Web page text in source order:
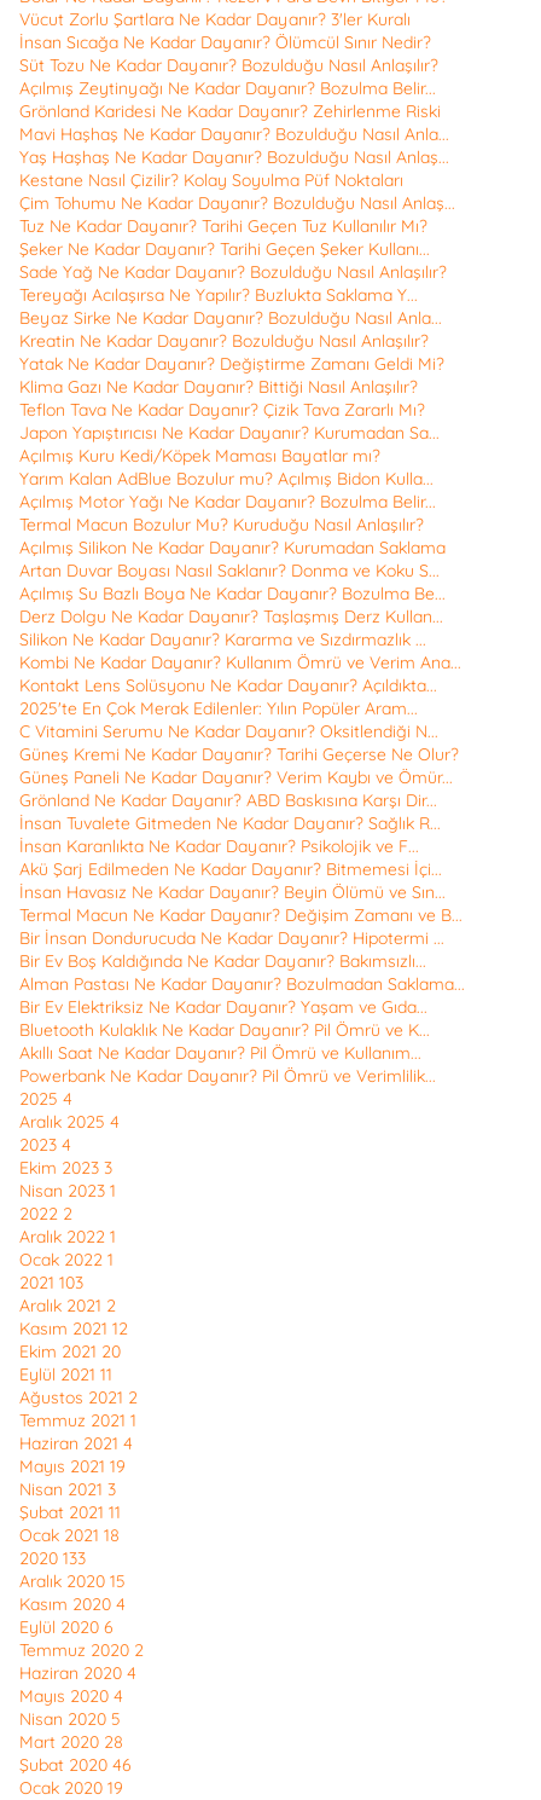
Vücut Zorlu Şartlara Ne Kadar Dayanır? 3'ler Kuralı
İnsan Sıcağa Ne Kadar Dayanır? Ölümcül Sınır Nedir?
Süt Tozu Ne Kadar Dayanır? Bozulduğu Nasıl Anlaşılır?
Açılmış Zeytinyağı Ne Kadar Dayanır? Bozulma Belir...
Grönland Karidesi Ne Kadar Dayanır? Zehirlenme Riski
Mavi Haşhaş Ne Kadar Dayanır? Bozulduğu Nasıl Anla...
Yaş Haşhaş Ne Kadar Dayanır? Bozulduğu Nasıl Anlaş...
Kestane Nasıl Çizilir? Kolay Soyulma Püf Noktaları
Çim Tohumu Ne Kadar Dayanır? Bozulduğu Nasıl Anlaş...
Tuz Ne Kadar Dayanır? Tarihi Geçen Tuz Kullanılır Mı?
Şeker Ne Kadar Dayanır? Tarihi Geçen Şeker Kullanı...
Sade Yağ Ne Kadar Dayanır? Bozulduğu Nasıl Anlaşılır?
Tereyağı Acılaşırsa Ne Yapılır? Buzlukta Saklama Y...
Beyaz Sirke Ne Kadar Dayanır? Bozulduğu Nasıl Anla...
Kreatin Ne Kadar Dayanır? Bozulduğu Nasıl Anlaşılır?
Yatak Ne Kadar Dayanır? Değiştirme Zamanı Geldi Mi?
Klima Gazı Ne Kadar Dayanır? Bittiği Nasıl Anlaşılır?
Teflon Tava Ne Kadar Dayanır? Çizik Tava Zararlı Mı?
Japon Yapıştırıcısı Ne Kadar Dayanır? Kurumadan Sa...
Açılmış Kuru Kedi/Köpek Maması Bayatlar mı?
Yarım Kalan AdBlue Bozulur mu? Açılmış Bidon Kulla...
Açılmış Motor Yağı Ne Kadar Dayanır? Bozulma Belir...
Termal Macun Bozulur Mu? Kuruduğu Nasıl Anlaşılır?
Açılmış Silikon Ne Kadar Dayanır? Kurumadan Saklama
Artan Duvar Boyası Nasıl Saklanır? Donma ve Koku S...
Açılmış Su Bazlı Boya Ne Kadar Dayanır? Bozulma Be...
Derz Dolgu Ne Kadar Dayanır? Taşlaşmış Derz Kullan...
Silikon Ne Kadar Dayanır? Kararma ve Sızdırmazlık ...
Kombi Ne Kadar Dayanır? Kullanım Ömrü ve Verim Ana...
Kontakt Lens Solüsyonu Ne Kadar Dayanır? Açıldıkta...
2025'te En Çok Merak Edilenler: Yılın Popüler Aram...
C Vitamini Serumu Ne Kadar Dayanır? Oksitlendiği N...
Güneş Kremi Ne Kadar Dayanır? Tarihi Geçerse Ne Olur?
Güneş Paneli Ne Kadar Dayanır? Verim Kaybı ve Ömür...
Grönland Ne Kadar Dayanır? ABD Baskısına Karşı Dir...
İnsan Tuvalete Gitmeden Ne Kadar Dayanır? Sağlık R...
İnsan Karanlıkta Ne Kadar Dayanır? Psikolojik ve F...
Akü Şarj Edilmeden Ne Kadar Dayanır? Bitmemesi İçi...
İnsan Havasız Ne Kadar Dayanır? Beyin Ölümü ve Sın...
Termal Macun Ne Kadar Dayanır? Değişim Zamanı ve B...
Bir İnsan Dondurucuda Ne Kadar Dayanır? Hipotermi ...
Bir Ev Boş Kaldığında Ne Kadar Dayanır? Bakımsızlı...
Alman Pastası Ne Kadar Dayanır? Bozulmadan Saklama...
Bir Ev Elektriksiz Ne Kadar Dayanır? Yaşam ve Gıda...
Bluetooth Kulaklık Ne Kadar Dayanır? Pil Ömrü ve K...
Akıllı Saat Ne Kadar Dayanır? Pil Ömrü ve Kullanım...
Powerbank Ne Kadar Dayanır? Pil Ömrü ve Verimlilik...
2025 4
Aralık 2025 4
2023 4
Ekim 2023 3
Nisan 2023 1
2022 2
Aralık 2022 1
Ocak 2022 1
2021 103
Aralık 2021 2
Kasım 2021 12
Ekim 2021 20
Eylül 2021 11
Ağustos 2021 2
Temmuz 2021 1
Haziran 2021 4
Mayıs 2021 19
Nisan 2021 3
Şubat 2021 11
Ocak 2021 18
2020 133
Aralık 2020 15
Kasım 2020 4
Eylül 2020 6
Temmuz 2020 2
Haziran 2020 4
Mayıs 2020 4
Nisan 2020 5
Mart 2020 28
Şubat 2020 46
Ocak 2020 19